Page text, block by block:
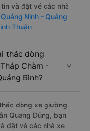
và đặt vé các nhà
Ninh - Quảng
Thuận
thác dòng
Chàm -
Bình?
dòng xe giường
Quang Dũng, bạn
đặt vé các nhà xe